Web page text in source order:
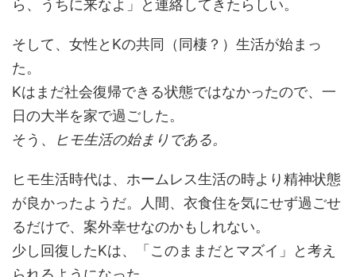
ら、うちに来なよ」と連絡してきたらしい。
そして、女性とKの共同（同棲？）生活が始まっ
た。
Kはまだ社会復帰できる状態ではなかったので、一
日の大半を家で過ごした。
そう、
ヒモ生活の始まりである。
ヒモ生活時代は、ホームレス生活の時より精神状態
が良かったようだ。人間、衣食住を気にせず過ごせ
るだけで、案外幸せなのかもしれない。
少し回復したKは、「このままだとマズイ」と考え